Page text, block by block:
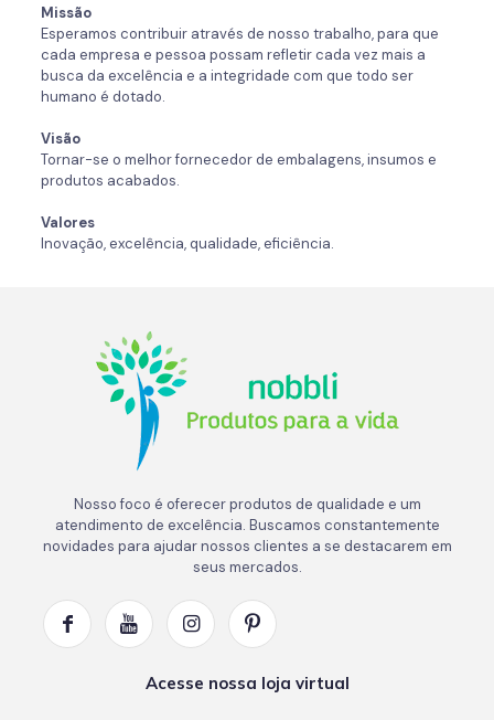
Missão
Esperamos contribuir através de nosso trabalho, para que
cada empresa e pessoa possam refletir cada vez mais a
busca da excelência e a integridade com que todo ser
humano é dotado.
Visão
Tornar-se o melhor fornecedor de embalagens, insumos e
produtos acabados.
Valores
Inovação, excelência, qualidade, eficiência.
Nosso foco é oferecer produtos de qualidade e um
atendimento de excelência. Buscamos constantemente
novidades para ajudar nossos clientes a se destacarem em
seus mercados.
Acesse nossa loja virtual